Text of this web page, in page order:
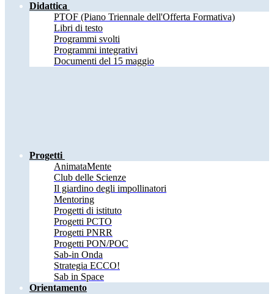
Didattica
PTOF (Piano Triennale dell'Offerta Formativa)
Libri di testo
Programmi svolti
Programmi integrativi
Documenti del 15 maggio
Progetti
AnimataMente
Club delle Scienze
Il giardino degli impollinatori
Mentoring
Progetti di istituto
Progetti PCTO
Progetti PNRR
Progetti PON/POC
Sab-in Onda
Strategia ECCO!
Sab in Space
Orientamento